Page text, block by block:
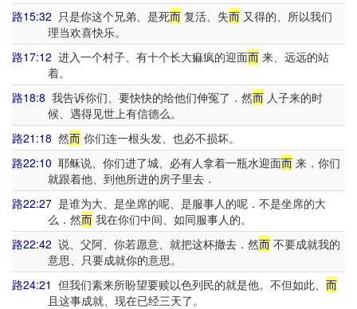
路15:32 只是你这个兄弟、是死而 复活、失而 又得的、所以我们
理当欢喜快乐。
路17:12 进入一个村子、有十个长大痲疯的迎面而 来、远远的站
着。
路18:8 我告诉你们、要快快的给他们伸冤了．然而 人子来的时
候、遇得见世上有信德么。
路21:18 然而 你们连一根头发、也必不损坏。
路22:10 耶稣说、你们进了城、必有人拿着一瓶水迎面而 来．你们
就跟着他、到他所进的房子里去．
路22:27 是谁为大、是坐席的呢、是服事人的呢．不是坐席的大
么．然而我在你们中间、如同服事人的。
路22:42 说、父阿、你若愿意、就把这杯撤去．然而 不要成就我的
意思、只要成就你的意思。
路24:21 但我们素来所盼望要赎以色列民的就是他。不但如此、 而
且这事成就、现在已经三天了。